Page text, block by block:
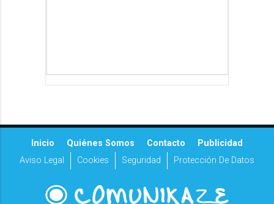
Inicio Quiénes Somos Contacto
Publicidad
Aviso Legal
Cookies Seguridad Protección De Datos